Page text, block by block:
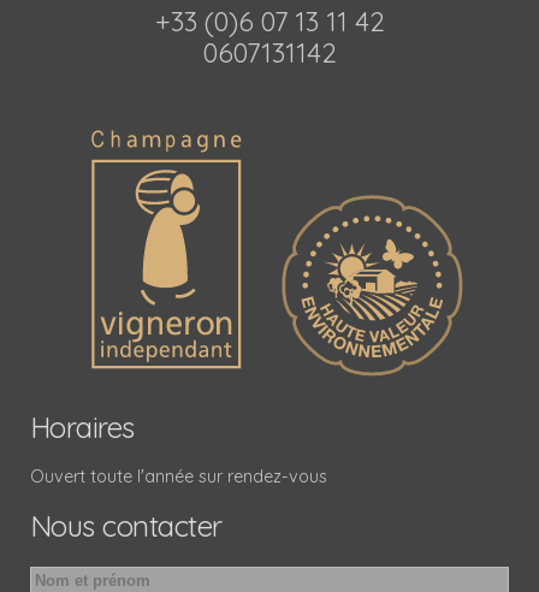
+33 (0)6 07 13 11 42
0607131142
Horaires
Ouvert toute l'année sur rendez-vous
Nous contacter